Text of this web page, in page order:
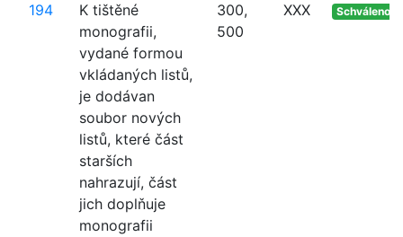
194
K tištěné
monografii,
vydané formou
vkládaných listů,
je dodávan
soubor nových
listů, které část
starších
nahrazují, část
jich doplňuje
monografii
300,
500
XXX Schváleno